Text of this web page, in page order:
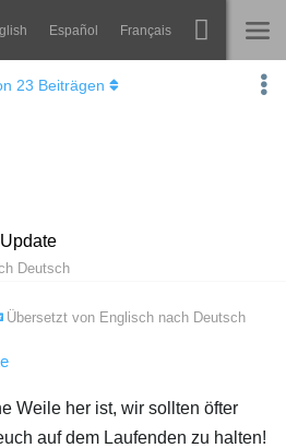
Español Français
Spine
Lernen
FAQ
Kaufen
Deutsch
23 Beiträgen
Übersetzt von Englisch nach Deutsch
Weile her ist, wir sollten öfter
auf dem Laufenden zu halten!